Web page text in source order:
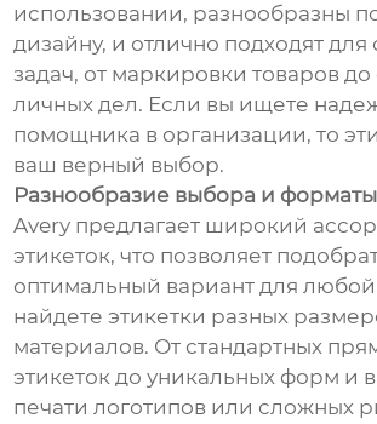
использовании, разнообразны
дизайну, и отлично подходят
задач, от маркировки товаров
личных дел. Если вы ищете
помощника в организации, то
ваш верный выбор.
Разнообразие выбора и форматы
Avery предлагает широкий
этикеток, что позволяет
оптимальный вариант для
найдете этикетки разных
материалов. От стандартных
этикеток до уникальных форм и
печати логотипов или сложных